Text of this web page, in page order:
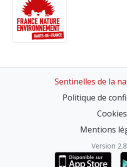
Sentinelles de la
Politique de
Cookies
Mentions
Version